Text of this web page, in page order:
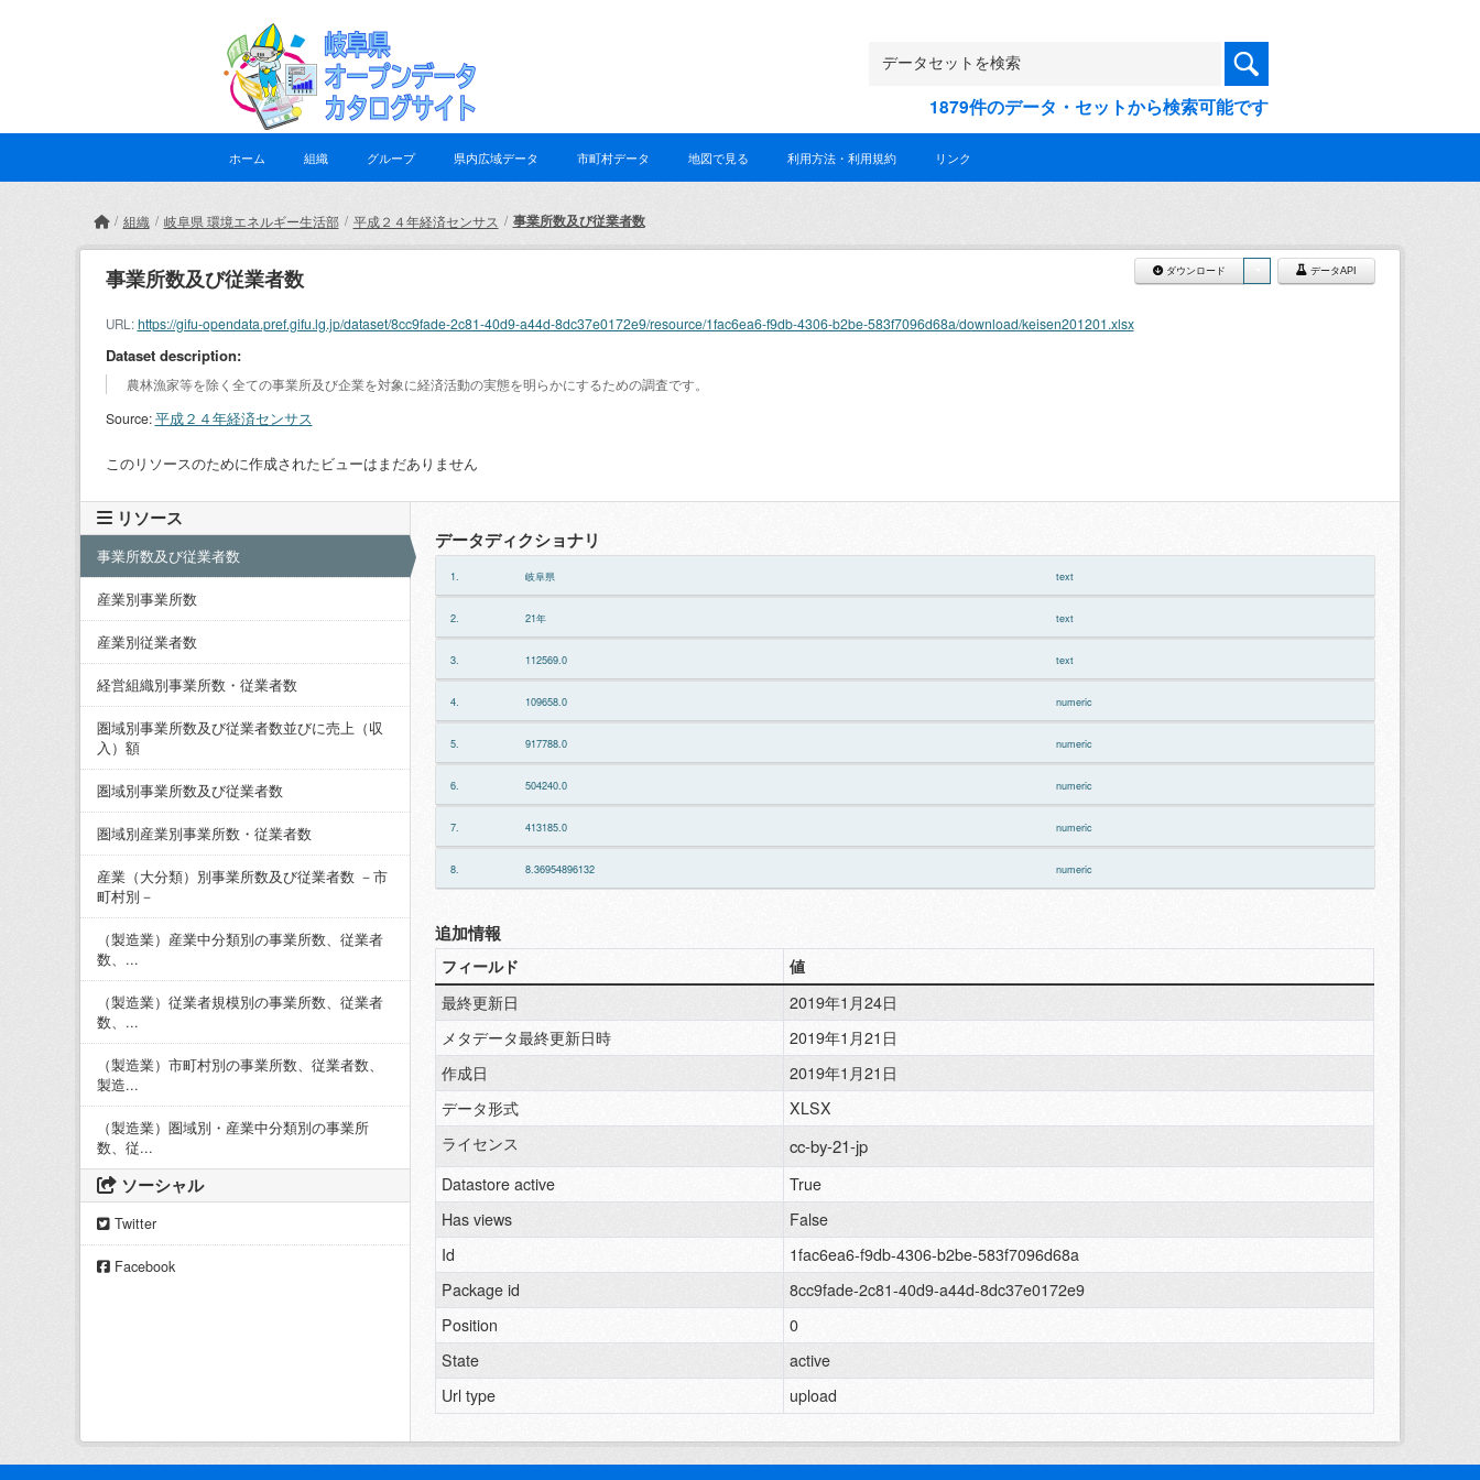
1879件のデータ・セットから検索可能です
ホーム 組織 グループ 県内広域データ 市町村データ 地図で見る 利用方法・利用規約 リンク
組織 岐阜県 環境エネルギー生活部 平成２４年経済センサス 事業所数及び従業者数
ダウンロード データAPI
事業所数及び従業者数
URL:https://gifu-opendata.pref.gifu.lg.jp/dataset/8cc9fade-2c81-40d9-a44d-8dc37e0172e9/resource/1fac6ea6-f9db-4306-b2be-583f7096d68a/download/keisen201201.xlsx
Dataset description:
農林漁家等を除く全ての事業所及び企業を対象に経済活動の実態を明らかにするための調査です。
Source:平成２４年経済センサス
このリソースのために作成されたビューはまだありません
リソース
事業所数及び従業者数
産業別事業所数
産業別従業者数
経営組織別事業所数・従業者数
圏域別事業所数及び従業者数並びに売上（収
入）額
圏域別事業所数及び従業者数
圏域別産業別事業所数・従業者数
産業（大分類）別事業所数及び従業者数 －市
町村別－
（製造業）産業中分類別の事業所数、従業者
数、...
（製造業）従業者規模別の事業所数、従業者
数、...
（製造業）市町村別の事業所数、従業者数、
製造...
（製造業）圏域別・産業中分類別の事業所
数、従...
ソーシャル
Twitter
Facebook
データディクショナリ
1. 岐阜県 text
2. 21年 text
3. 112569.0 text
4. 109658.0 numeric
5. 917788.0 numeric
6. 504240.0 numeric
7. 413185.0 numeric
8. 8.36954896132 numeric
追加情報
フィールド
値
最終更新日
2019年1月24日
メタデータ最終更新日時
2019年1月21日
作成日
2019年1月21日
データ形式
XLSX
ライセンス
cc-by-21-jp
Datastore active
True
Has views
False
Id
1fac6ea6-f9db-4306-b2be-583f7096d68a
Package id
8cc9fade-2c81-40d9-a44d-8dc37e0172e9
Position
0
State
active
Url type
upload